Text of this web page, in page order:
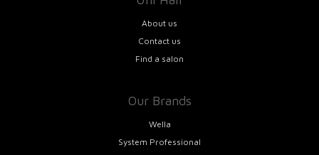
About us
Contact us
Find a salon
Our Brands
Wella
System Professional